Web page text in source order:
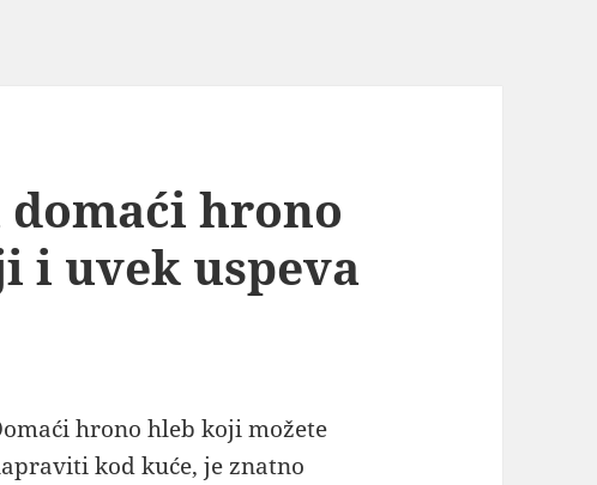
hrono
i uvek uspeva
hrono hleb koji možete
kod kuće, je znatno